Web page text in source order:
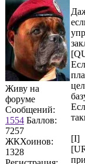
Живу на
форуме
Сообщений:
1554 Баллов:
7257
ЖКХоинов:
1328
[I]